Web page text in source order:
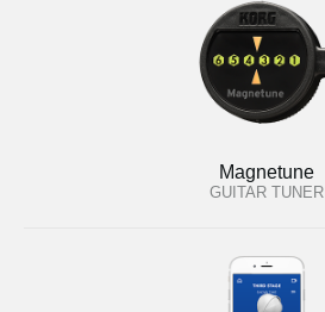
Magnetune
GUITAR TUNER